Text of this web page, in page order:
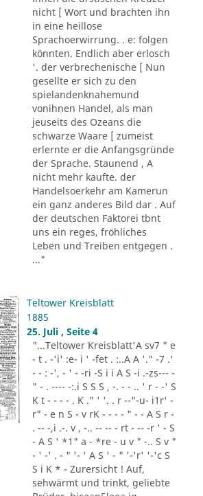
nicht [ Wort und brachten ihn
in eine heillose
Sprachoerwirrung. . e: folgen
könnten. Endlich aber erlosch
'. der verbrechenische [ Nun
gesellte er sich zu den
spielandenknahemund
vonihnen Handel, als man
jeuseits des Ozeans die
schwarze Waare [ zumeist
erlernte er die Anfangsgründe
der Sprache. Staunend , A
nicht mehr kaufte. der
Handelsoerkehr am Kamerun
ein ganz anderes Bild dar . Auf
der deutschen Faktorei tbnt
uns ein reges, fröhliches
Leben und Treiben entgegen .
..."
Teltower Kreisblatt
1885
25. Juli , Seite 4
"...Teltower Kreisblatt'A sv7 " e
- t . -'i' :e- i ' -fet . :..A A '." -7 .'
- - : -', - ' - -ri -S i i A S -i .-zs--- -
" - . ---- -:.i S S S , -. - - .. ' r - -' S
K t - - - - . K ." ' '. . r --"-u- i1r' -
r" - e n S - v rK - - - - " - - A S r -
. -- -,i .-. v , -.. -- -- - rt - -- -r ' - S
- A S ' *1" a - *re - u v " -.. S v "
- ' -' . - " '- ' A S ' - " '-'r' '-'c S
S i K * - Zurersicht ! Auf,
sehwärmt und trinkt, geliebte